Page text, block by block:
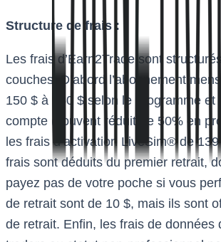
Structure de frais :
Les frais d’Earn2Trade sont
couches. D’abord l’abonnement
150 $ à 350 $ selon le programme et
compte (souvent réduit de 50% en
les frais d’activation LiveSim® de
frais sont déduits du premier retrait,
payez pas de votre poche si vous
de retrait sont de 10 $, mais ils sont
de retrait. Enfin, les frais de données